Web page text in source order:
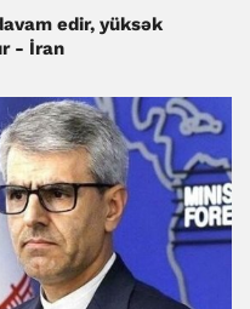
edir, yüksək
- İran